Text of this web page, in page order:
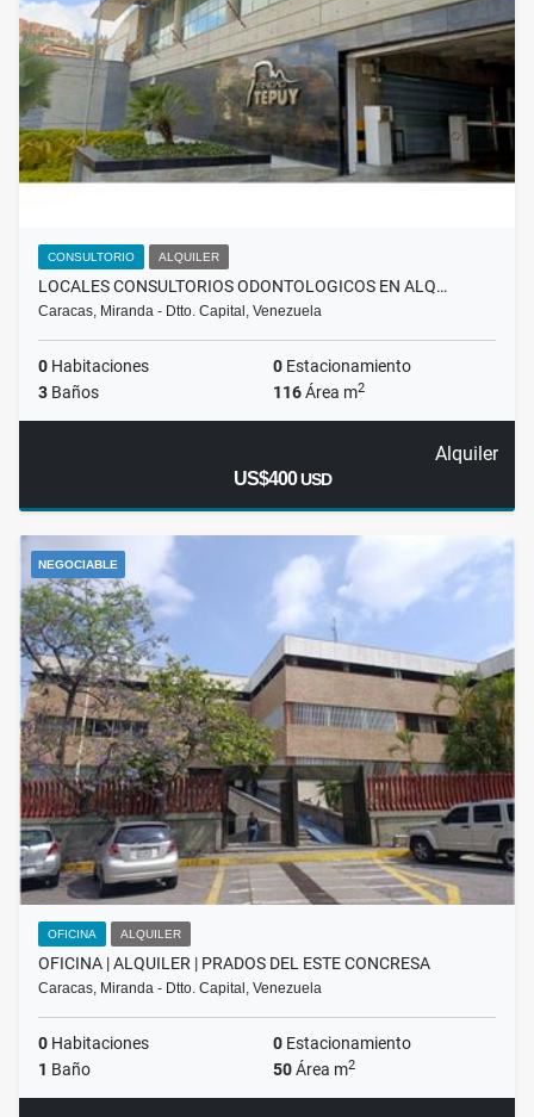
CONSULTORIO ALQUILER
LOCALES CONSULTORIOS ODONTOLOGICOS EN ALQ…
Caracas, Miranda - Dtto. Capital, Venezuela
0 Habitaciones 0 Estacionamiento
3 Baños 116Área m2
Alquiler
US$400USD
NEGOCIABLE
OFICINA ALQUILER
OFICINA | ALQUILER | PRADOS DEL ESTE CONCRESA
Caracas, Miranda - Dtto. Capital, Venezuela
0 Habitaciones 0 Estacionamiento
1 Baño 50Área m2